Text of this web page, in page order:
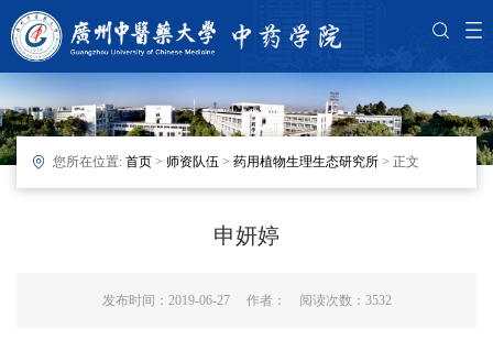
您所在位置: 首页 > 师资队伍 > 药用植物生理生态研究所 > 正文
申妍婷
发布时间：2019-06-27 作者： 阅读次数： 3532